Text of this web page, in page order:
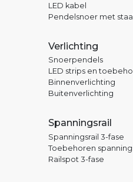
LED kabel
Pendelsnoer met
Verlichting
Snoerpendels
LED strips en
Binnenverlichting
Buitenverlichting
Spanningsrail
Spanningsrail 3-fase
Toebehoren
Railspot 3-fase